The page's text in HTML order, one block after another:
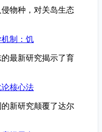
物种，对关岛生态
制：饥
最新研究揭示了育
核心法
新研究颠覆了达尔